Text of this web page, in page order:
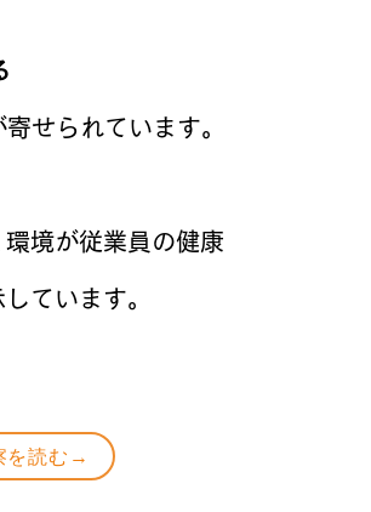
せられています。
境が従業員の健康
ています。​
を読む→